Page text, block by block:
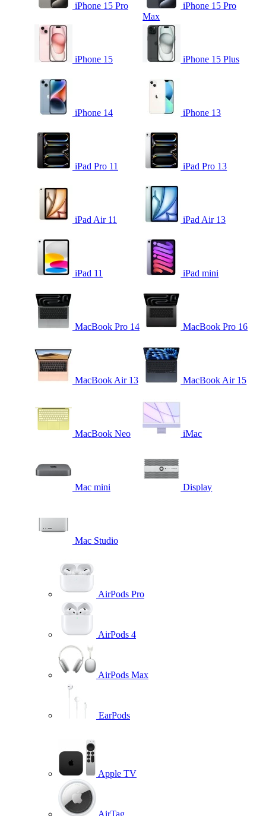
iPhone 15 Pro
iPhone 15 Pro
Max
iPhone 15 iPhone 15 Plus
iPhone 14 iPhone 13
iPad Pro 11 iPad Pro 13
iPad Air 11 iPad Air 13
iPad 11 iPad mini
MacBook Pro 14 MacBook Pro 16
MacBook Air 13 MacBook Air 15
MacBook Neo iMac
Mac mini Display
Mac Studio
AirPods Pro
AirPods 4
AirPods Max
EarPods
Apple TV